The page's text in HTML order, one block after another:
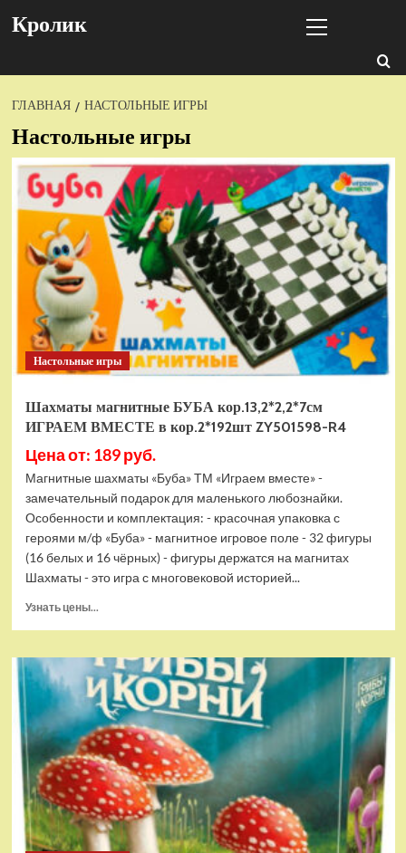
Кролик
меню
ГЛАВНАЯ НАСТОЛЬНЫЕ ИГРЫ
Настольные игры
Настольные игры
Шахматы магнитные БУБА кор.13,2*2,2*7см
ИГРАЕМ ВМЕСТЕ в кор.2*192шт ZY501598-R4
Цена от: 189 руб.
Магнитные шахматы «Буба» ТМ «Играем вместе» -
замечательный подарок для маленького любознайки.
Особенности и комплектация: - красочная упаковка с
героями м/ф «Буба» - магнитное игровое поле - 32 фигуры
(16 белых и 16 чёрных) - фигуры держатся на магнитах
Шахматы - это игра с многовековой историей...
Узнать цены...
Шахматы
магнитные
БУБА
кор.13,2*2,2*7см
ИГРАЕМ
ВМЕСТЕ
в
кор.2*192шт
ZY501598-
R4